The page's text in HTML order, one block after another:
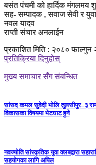
बसंत पंचमी को हार्दिक मंगलमय
सह- सम्पादक , सवाज सेवी र युवा
नवल यादव
राप्ती संचार अनलाईन
प्रकाशित मिति : २०८० फाल्गुन
प्रतिक्रिया दिनुहोस्
मुख्य समाचार सँग संबन्धित
सांसद कमल सुवेदी भोलि तुलसीपुर–३
विकासका विषयमा भेटघाट हुने
नवज्योति सांस्कृतिक युवा क्लबद्वारा
सहयोगका लागि अपिल